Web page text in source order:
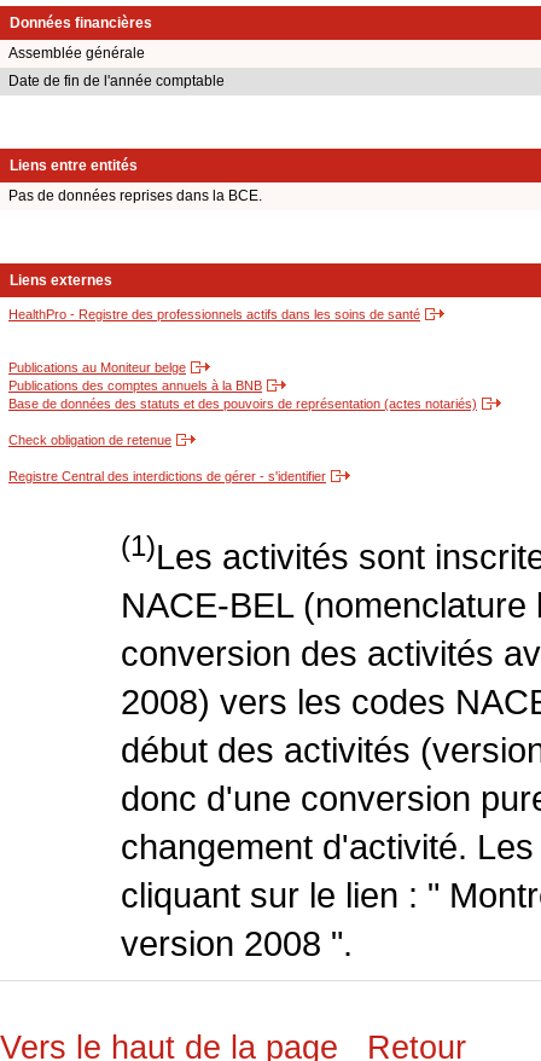
Données financières
Assemblée générale
Date de fin de l'année comptable
Liens entre entités
Pas de données reprises dans la BCE.
Liens externes
HealthPro - Registre des professionnels actifs dans les soins de santé
Publications au Moniteur belge
Publications des comptes annuels à la BNB
Base de données des statuts et des pouvoirs de représentation (actes notariés)
Check obligation de retenue
Registre Central des interdictions de gérer - s'identifier
(1)Les activités sont
NACE-BEL
conversion des activités
2008) vers les codes
début des activités
donc d'une conversion
changement d'activité.
cliquant sur le lien : "
version 2008 ".
Vers le haut de la page Retour